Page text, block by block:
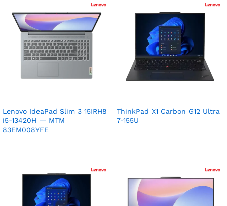
Lenovo IdeaPad Slim 3 15IRH8
i5-13420H — MTM
83EM008YFE
ThinkPad X1 Carbon G12 Ultra
7-155U